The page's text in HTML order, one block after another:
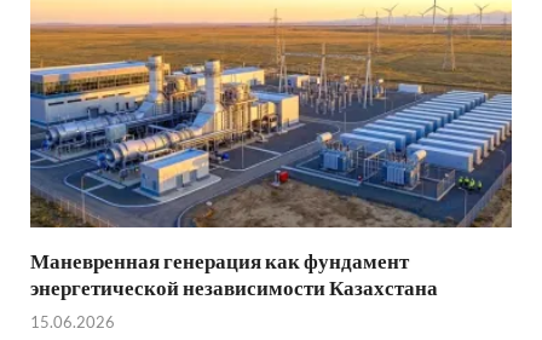
Маневренная генерация как фундамент
энергетической независимости Казахстана
15.06.2026